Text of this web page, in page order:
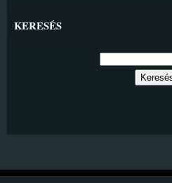
KERESÉS